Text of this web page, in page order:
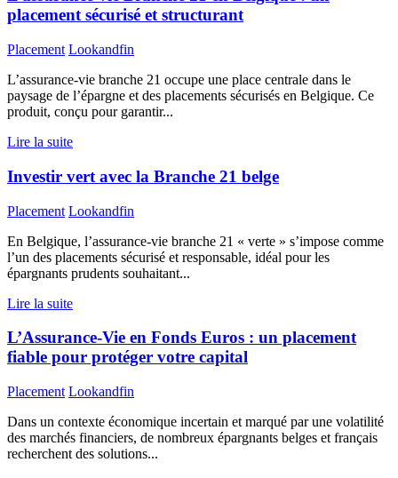
placement sécurisé et structurant
Placement Lookandfin
L’assurance-vie branche 21 occupe une place centrale dans le
paysage de l’épargne et des placements sécurisés en Belgique. Ce
produit, conçu pour garantir...
Lire la suite
Investir vert avec la Branche 21 belge
Placement Lookandfin
En Belgique, l’assurance-vie branche 21 « verte » s’impose comme
l’un des placements sécurisé et responsable, idéal pour les
épargnants prudents souhaitant...
Lire la suite
L’Assurance-Vie en Fonds Euros : un placement
fiable pour protéger votre capital
Placement Lookandfin
Dans un contexte économique incertain et marqué par une volatilité
des marchés financiers, de nombreux épargnants belges et français
recherchent des solutions...